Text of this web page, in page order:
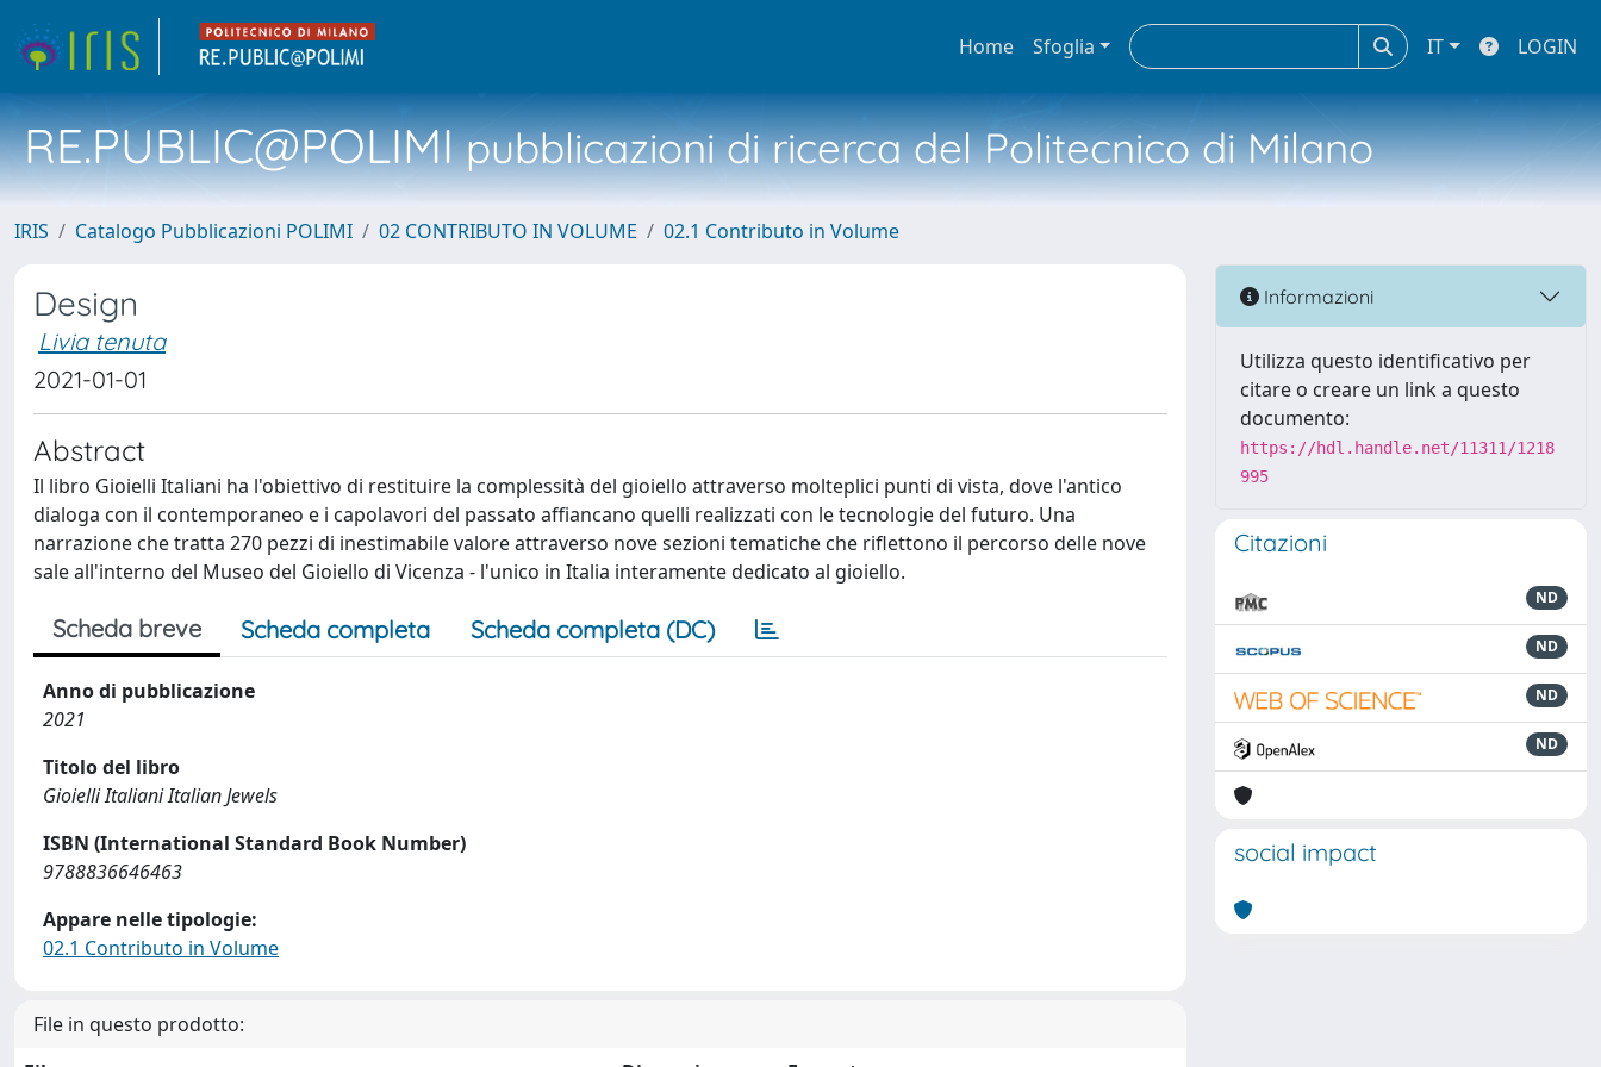
Home Sfoglia IT LOGIN
RE.PUBLIC@POLIMIpubblicazioni di ricerca del Politecnico di Milano
IRIS Catalogo Pubblicazioni POLIMI 02 CONTRIBUTO IN VOLUME 02.1 Contributo in Volume
Design
Livia tenuta
2021-01-01
Abstract
Il libro Gioielli Italiani ha l'obiettivo di restituire la complessità del gioiello attraverso molteplici punti di vista, dove l'antico
dialoga con il contemporaneo e i capolavori del passato affiancano quelli realizzati con le tecnologie del futuro. Una
narrazione che tratta 270 pezzi di inestimabile valore attraverso nove sezioni tematiche che riflettono il percorso delle nove
sale all'interno del Museo del Gioiello di Vicenza - l'unico in Italia interamente dedicato al gioiello.
Scheda breve Scheda completa Scheda completa (DC)
Anno di pubblicazione
2021
Titolo del libro
Gioielli Italiani Italian Jewels
ISBN (International Standard Book Number)
9788836646463
Appare nelle tipologie:
02.1 Contributo in Volume
File in questo prodotto:
Informazioni
Utilizza questo identificativo per
citare o creare un link a questo
documento:
https://hdl.handle.net/11311/1218
995
Citazioni
ND
ND
ND
ND
social impact